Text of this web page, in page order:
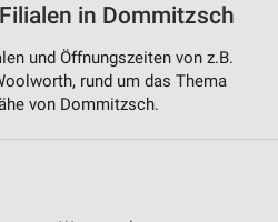
in Dommitzsch
und Öffnungszeiten von z.B.
rund um das Thema
von Dommitzsch.